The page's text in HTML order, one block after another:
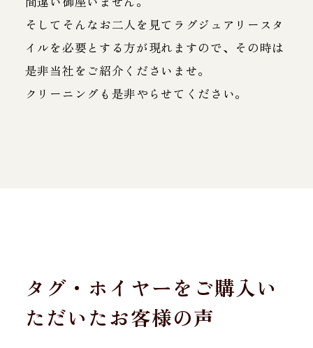
そしてそんなお二人を見てラグジュアリースタ
イルを必要とする方が現れますので、その時は
是非当社をご紹介くださいませ。
クリーニングも是非やらせてください。
タグ・ホイヤーをご購入い
ただいたお客様の声